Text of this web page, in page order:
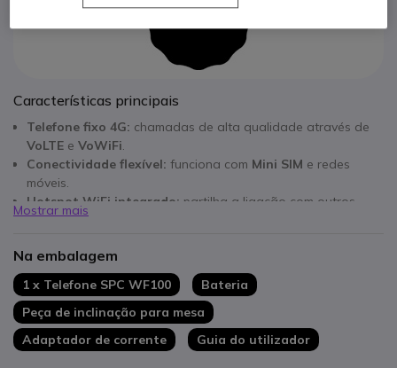
Características principais
Telefone fixo 4G: chamadas de alta qualidade através de
VoLTE e VoWiFi.
Conectividade flexível: funciona com Mini SIM e redes
móveis.
Hotspot WiFi integrado: partilha a ligação com outros
dispositivos.
Agenda profissional:
LDAP.
Teclas dedicadas:atalhos para uma utilização diária
eficiente.
Instalação versátil:montagem emmesa ou parede
Mostrar mais
Na embalagem
1 x Telefone SPC WF100
Bateria
Peça de inclinação para mesa
Adaptador de corrente
Guia do utilizador